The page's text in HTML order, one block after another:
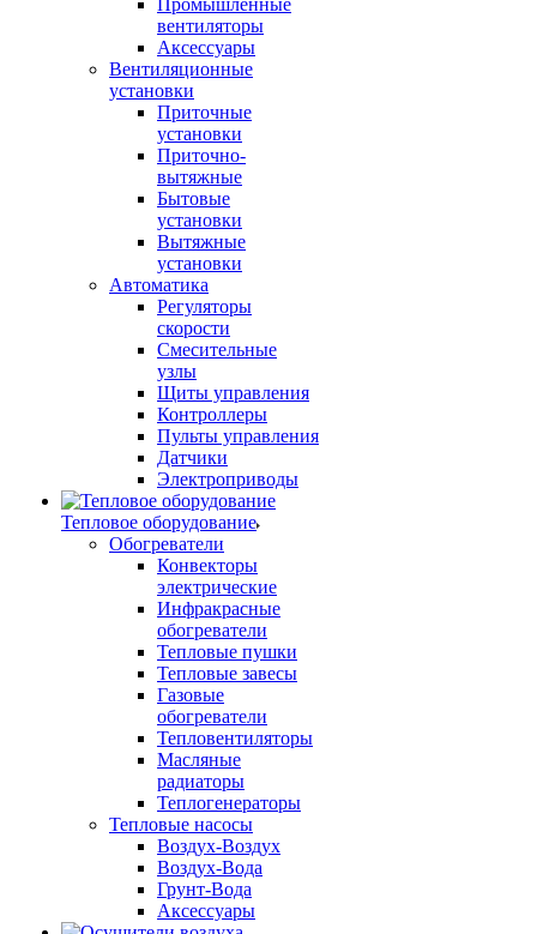
Промышленные
вентиляторы
Аксессуары
Вентиляционные
установки
Приточные
установки
Приточно-
вытяжные
Бытовые
установки
Вытяжные
установки
Автоматика
Регуляторы
скорости
Смесительные
узлы
Щиты управления
Контроллеры
Пульты управления
Датчики
Электроприводы
Тепловое оборудование
Обогреватели
Конвекторы
электрические
Инфракрасные
обогреватели
Тепловые пушки
Тепловые завесы
Газовые
обогреватели
Тепловентиляторы
Масляные
радиаторы
Теплогенераторы
Тепловые насосы
Воздух-Воздух
Воздух-Вода
Грунт-Вода
Аксессуары